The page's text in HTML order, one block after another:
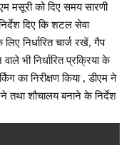
मसूरी को दिए समय सारणी
दिए कि शटल सेवा
निर्धारित चार्ज रखें, गैप
भी निर्धारित प्रक्रिया के
का निरीक्षण किया , डीएम ने
तथा शौचालय बनाने के निर्देश